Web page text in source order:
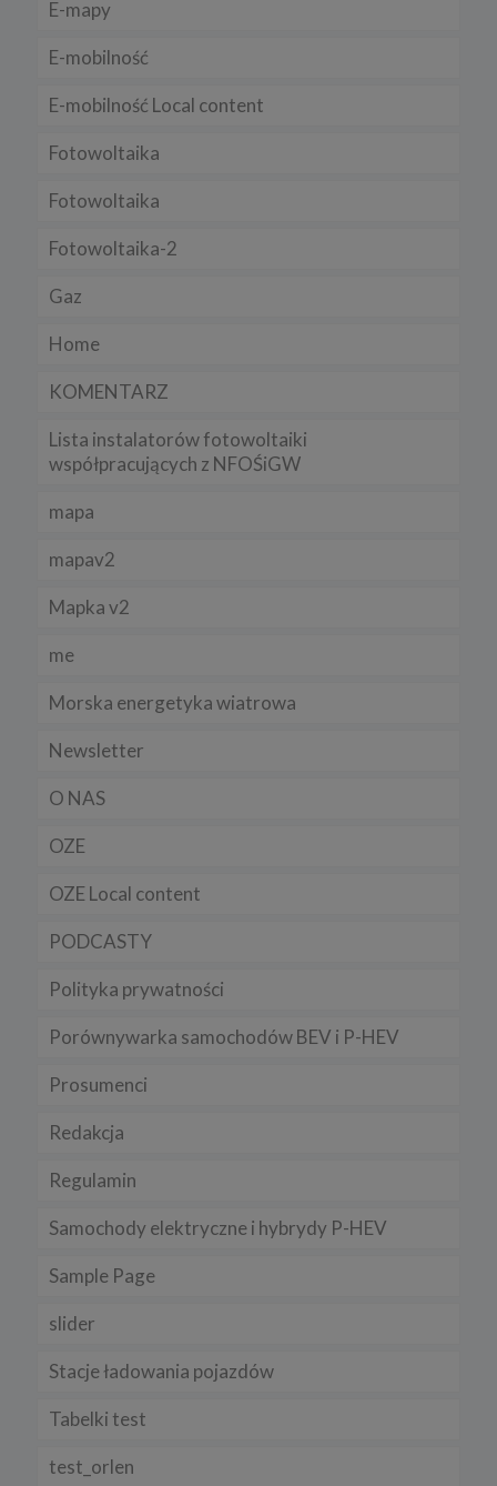
E-mapy
E-mobilność
E-mobilność Local content
Fotowoltaika
Fotowoltaika
Fotowoltaika-2
Gaz
Home
KOMENTARZ
Lista instalatorów fotowoltaiki
współpracujących z NFOŚiGW
mapa
mapav2
Mapka v2
me
Morska energetyka wiatrowa
Newsletter
O NAS
OZE
OZE Local content
PODCASTY
Polityka prywatności
Porównywarka samochodów BEV i P-HEV
Prosumenci
Redakcja
Regulamin
Samochody elektryczne i hybrydy P-HEV
Sample Page
slider
Stacje ładowania pojazdów
Tabelki test
test_orlen